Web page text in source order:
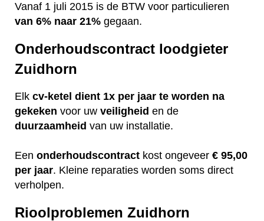
Vanaf 1 juli 2015 is de BTW voor particulieren
van 6% naar 21% gegaan.
Onderhoudscontract loodgieter
Zuidhorn
Elk cv-ketel dient 1x per jaar te worden na
gekeken voor uw veiligheid en de
duurzaamheid van uw installatie.
Een onderhoudscontract kost ongeveer € 95,00
per jaar. Kleine reparaties worden soms direct
verholpen.
Rioolproblemen Zuidhorn